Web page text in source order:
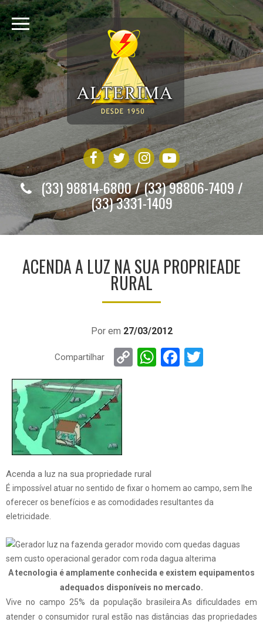
(33) 98814-6800 / (33) 98806-7409 /
(33) 3331-1409
ACENDA A LUZ NA SUA PROPRIEADE
RURAL
Por em 27/03/2012
Compartilhar
Copy
Link
WhatsAppFacebookTwitter
Acenda a luz na sua propriedade rural
É impossível atuar no sentido de fixar o homem ao campo, sem lhe
oferecer os benefícios e as comodidades resultantes da
eletricidade.
A tecnologia é amplamente conhecida e existem equipamentos
adequados disponíveis no mercado.
Vive no campo 25% da população brasileira.As dificuldades em
atender o consumidor rural estão nas distâncias das propriedades